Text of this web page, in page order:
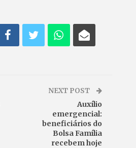
NEXT POST
Auxílio
emergencial:
beneficiários do
Bolsa Família
recebem hoje